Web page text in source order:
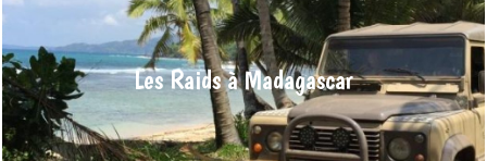
Les Raids à Madagascar
En road trip moto, en raid tout terrain de quelques jours ou
quelques semaines, ou en randonnée quad, partez à la
découverte de Madagascar. Un séjour inoubliable vous attend
en dehors des sentiers battus et pistes sauvages de
Madagascar.